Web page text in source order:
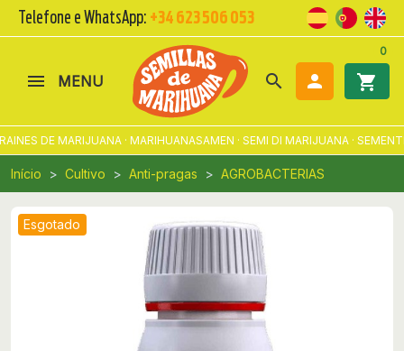
Telefone e WhatsApp: +34 623 506 053
MENU search  shopping_cart
0
DE MARIJUANA · MARIHUANASAMEN · SEMI DI MARIJUANA ·
Início Cultivo Anti-pragas AGROBACTERIAS
Esgotado